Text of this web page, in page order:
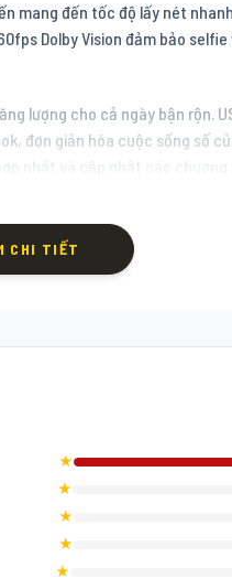
mang đến tốc độ lấy nét
Dolby Vision đảm bảo
lượng cho cả ngày bận rộn.
đơn giản hóa cuộc sống số
nhất và cập nhật các chương
CHI TIẾT
★
★
★
★
★